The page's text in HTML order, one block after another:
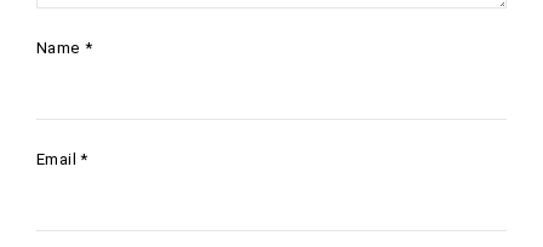
Name *
Email*